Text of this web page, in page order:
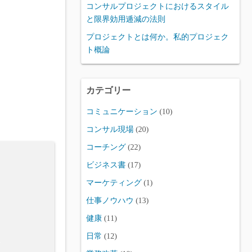
コンサルプロジェクトにおけるスタイル
と限界効用逓減の法則
プロジェクトとは何か。私的プロジェク
ト概論
カテゴリー
コミュニケーション (10)
コンサル現場 (20)
コーチング (22)
ビジネス書 (17)
マーケティング (1)
仕事ノウハウ (13)
健康 (11)
日常 (12)